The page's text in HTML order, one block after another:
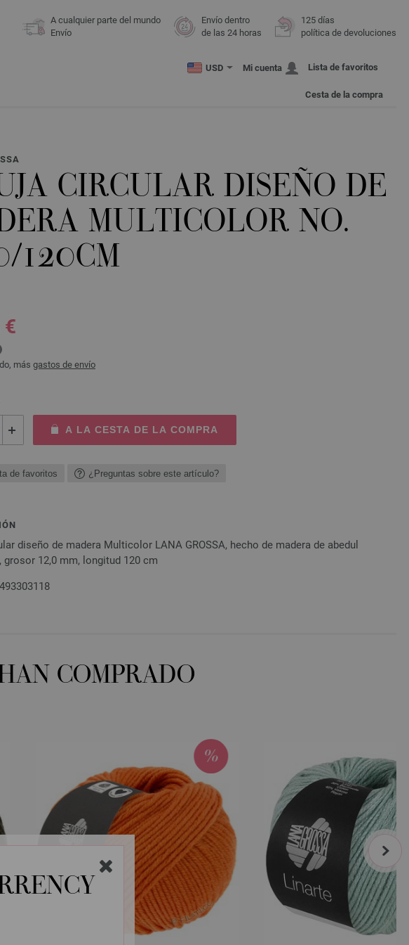
A cualquier parte del mundo
Envío
Envío dentro
de las 24 horas
125 días
política de devoluciones
USD Mi cuenta Lista de favoritos
Cesta de la compra
CIRCULAR DISEÑO DE
MULTICOLOR NO.
120CM
€
más gastos de envío
A LA CESTA DE LA COMPRA
de favoritos ¿Preguntas sobre este artículo?
diseño de madera Multicolor LANA GROSSA, hecho de madera de abedul
grosor 12,0 mm, longitud 120 cm
COMPRADO
next